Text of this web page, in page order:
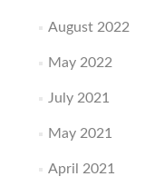
August 2022
May 2022
July 2021
May 2021
April 2021